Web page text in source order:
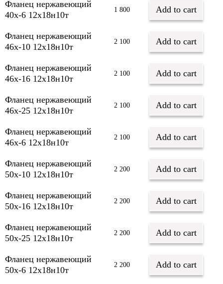
Фланец нержавеющий
40х-6 12х18н10т
1 800 Add to cart
Фланец нержавеющий
46х-10 12х18н10т
2 100 Add to cart
Фланец нержавеющий
46х-16 12х18н10т
2 100 Add to cart
Фланец нержавеющий
46х-25 12х18н10т
2 100 Add to cart
Фланец нержавеющий
46х-6 12х18н10т
2 100 Add to cart
Фланец нержавеющий
50х-10 12х18н10т
2 200 Add to cart
Фланец нержавеющий
50х-16 12х18н10т
2 200 Add to cart
Фланец нержавеющий
50х-25 12х18н10т
2 200 Add to cart
Фланец нержавеющий
50х-6 12х18н10т
2 200 Add to cart